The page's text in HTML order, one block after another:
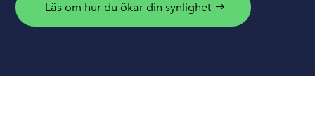
Läs om hur du ökar din synlighet